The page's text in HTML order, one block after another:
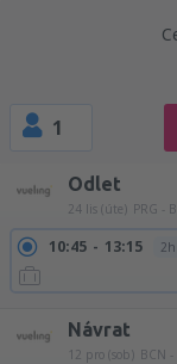
1
Odlet
24 lis (úte) PRG -
10:45 13:15
Návrat
12 pro (sob) BCN -